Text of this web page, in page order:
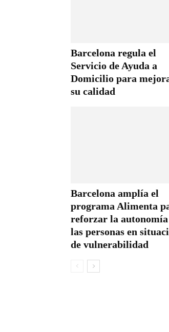
Barcelona regula el
Servicio de Ayuda a
Domicilio para
su calidad
Barcelona amplía el
programa Alimenta
reforzar la autonomía
las personas en
de vulnerabilidad